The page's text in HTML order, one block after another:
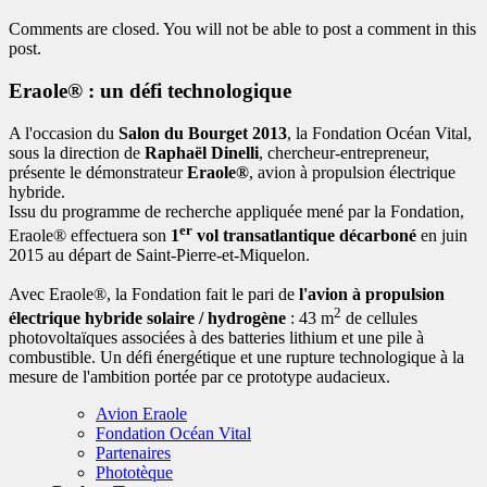
Comments are closed. You will not be able to post a comment in this
post.
Eraole® : un défi technologique
A l'occasion du Salon du Bourget 2013, la Fondation Océan Vital,
sous la direction de Raphaël Dinelli, chercheur-entrepreneur,
présente le démonstrateurEraole®, avion à propulsion électrique
hybride.
Issu du programme de recherche appliquée mené par la Fondation,
Eraole® effectuera son 1er vol transatlantique décarboné en juin
2015 au départ de Saint-Pierre-et-Miquelon.
Avec Eraole®, la Fondation fait le pari de l'avion à propulsion
électrique hybride solaire / hydrogène : 43 m2 de cellules
photovoltaïques associées à des batteries lithium et une pile à
combustible. Un défi énergétique et une rupture technologique à la
mesure de l'ambition portée par ce prototype audacieux.
Avion Eraole
Fondation Océan Vital
Partenaires
Phototèque